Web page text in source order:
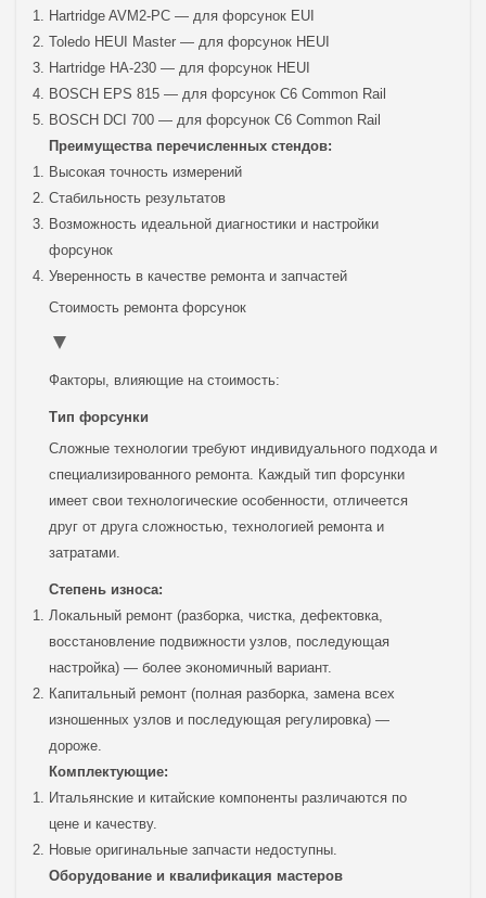
Hartridge AVM2-PC — для форсунок EUI
Toledo HEUI Master — для форсунок HEUI
Hartridge HA-230 — для форсунок HEUI
BOSCH EPS 815 — для форсунок C6 Common Rail
BOSCH DCI 700 — для форсунок C6 Common Rail
Преимущества перечисленных стендов:
Высокая точность измерений
Стабильность результатов
Возможность идеальной диагностики и настройки
форсунок
Уверенность в качестве ремонта и запчастей
Стоимость ремонта форсунок
Факторы, влияющие на стоимость:
Тип форсунки
Сложные технологии требуют индивидуального подхода и
специализированного ремонта. Каждый тип форсунки
имеет свои технологические особенности, отличеется
друг от друга сложностью, технологией ремонта и
затратами.
Степень износа:
Локальный ремонт (разборка, чистка, дефектовка,
восстановление подвижности узлов, последующая
настройка) — более экономичный вариант.
Капитальный ремонт (полная разборка, замена всех
изношенных узлов и последующая регулировка) —
дороже.
Комплектующие:
Итальянские и китайские компоненты различаются по
цене и качеству.
Новые оригинальные запчасти недоступны.
Оборудование и квалификация мастеров